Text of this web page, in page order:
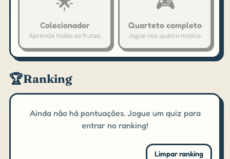
Colecionador
Aprenda todas as frutas.
Quarteto completo
Jogue nos quatro modos.
🏆Ranking
Ainda não há pontuações. Jogue um quiz para
entrar no ranking!
Limpar ranking